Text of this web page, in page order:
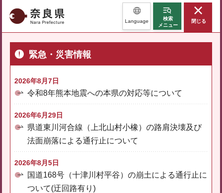
奈良県 Language
検索
メニュー
閉じる
緊急・災害情報
2026年8月7日
令和8年熊本地震への本県の対応等について
2026年6月29日
県道東川河合線（上北山村小橡）の路肩決壊及び
法面崩落による通行止について
2026年8月5日
国道168号（十津川村平谷）の崩土による通行止に
ついて(迂回路有り)